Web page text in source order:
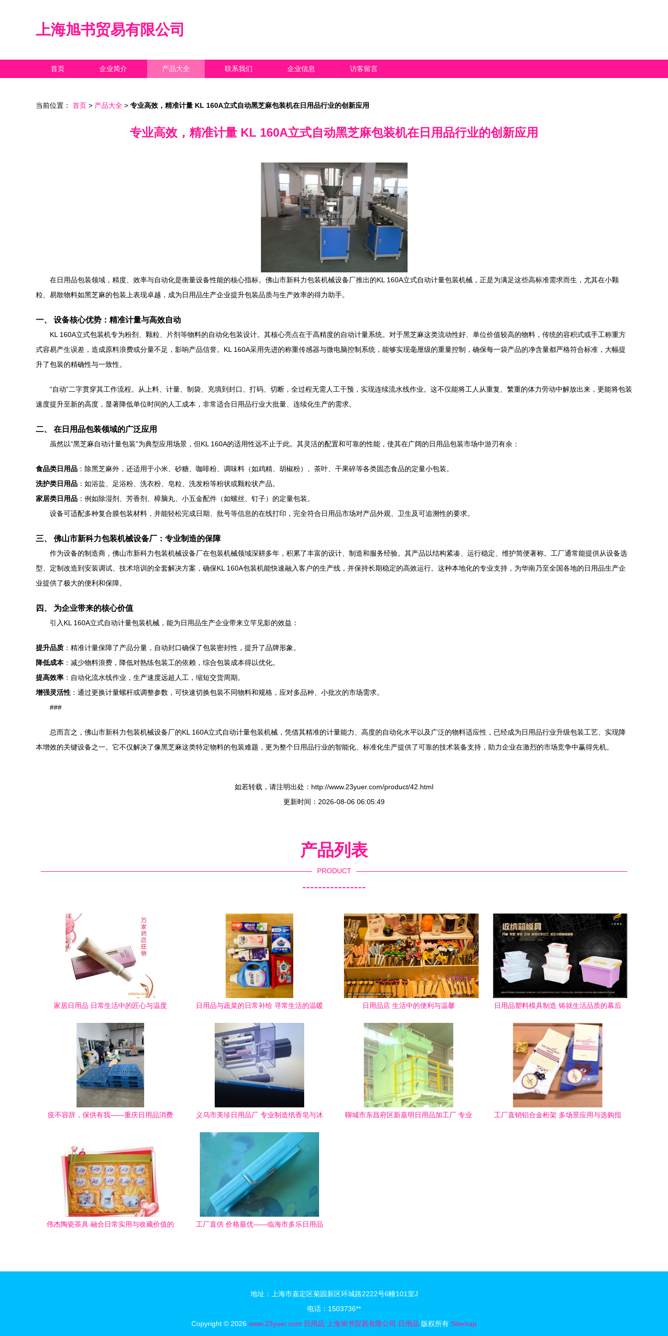
上海旭书贸易有限公司
首页 企业简介 产品大全 联系我们 企业信息 访客留言
当前位置： 首页 > 产品大全 > 专业高效，精准计量 KL 160A立式自动黑芝麻包装机在日用品行业的创新应用
专业高效，精准计量 KL 160A立式自动黑芝麻包装机在日用品行业的创新应用
在日用品包装领域，精度、效率与自动化是衡量设备性能的核心指标。佛山市新科力包装机械设备厂推出的KL 160A立式自动计量包装机械，正是为满足这些高标准需求而生，尤其在小颗
粒、易散物料如黑芝麻的包装上表现卓越，成为日用品生产企业提升包装品质与生产效率的得力助手。
一、 设备核心优势：精准计量与高效自动
KL 160A立式包装机专为粉剂、颗粒、片剂等物料的自动化包装设计。其核心亮点在于高精度的自动计量系统。对于黑芝麻这类流动性好、单位价值较高的物料，传统的容积式或手工称重方
式容易产生误差，造成原料浪费或分量不足，影响产品信誉。KL 160A采用先进的称重传感器与微电脑控制系统，能够实现毫厘级的重量控制，确保每一袋产品的净含量都严格符合标准，大幅提
升了包装的精确性与一致性。
“自动”二字贯穿其工作流程。从上料、计量、制袋、充填到封口、打码、切断，全过程无需人工干预，实现连续流水线作业。这不仅能将工人从重复、繁重的体力劳动中解放出来，更能将包装
速度提升至新的高度，显著降低单位时间的人工成本，非常适合日用品行业大批量、连续化生产的需求。
二、 在日用品包装领域的广泛应用
虽然以“黑芝麻自动计量包装”为典型应用场景，但KL 160A的适用性远不止于此。其灵活的配置和可靠的性能，使其在广阔的日用品包装市场中游刃有余：
食品类日用品 ：除黑芝麻外，还适用于小米、砂糖、咖啡粉、调味料（如鸡精、胡椒粉）、茶叶、干果碎等各类固态食品的定量小包装。
洗护类日用品 ：如浴盐、足浴粉、洗衣粉、皂粒、洗发粉等粉状或颗粒状产品。
家居类日用品 ：例如除湿剂、芳香剂、樟脑丸、小五金配件（如螺丝、钉子）的定量包装。
设备可适配多种复合膜包装材料，并能轻松完成日期、批号等信息的在线打印，完全符合日用品市场对产品外观、卫生及可追溯性的要求。
三、 佛山市新科力包装机械设备厂：专业制造的保障
作为设备的制造商，佛山市新科力包装机械设备厂在包装机械领域深耕多年，积累了丰富的设计、制造和服务经验。其产品以结构紧凑、运行稳定、维护简便著称。工厂通常能提供从设备选
型、定制改造到安装调试、技术培训的全套解决方案，确保KL 160A包装机能快速融入客户的生产线，并保持长期稳定的高效运行。这种本地化的专业支持，为华南乃至全国各地的日用品生产企
业提供了极大的便利和保障。
四、 为企业带来的核心价值
引入KL 160A立式自动计量包装机械，能为日用品生产企业带来立竿见影的效益：
提升品质 ：精准计量保障了产品分量，自动封口确保了包装密封性，提升了品牌形象。
降低成本：减少物料浪费，降低对熟练包装工的依赖，综合包装成本得以优化。
提高效率 ：自动化流水线作业，生产速度远超人工，缩短交货周期。
增强灵活性 ：通过更换计量螺杆或调整参数，可快速切换包装不同物料和规格，应对多品种、小批次的市场需求。
###
总而言之，佛山市新科力包装机械设备厂的KL 160A立式自动计量包装机械，凭借其精准的计量能力、高度的自动化水平以及广泛的物料适应性，已经成为日用品行业升级包装工艺、实现降
本增效的关键设备之一。它不仅解决了像黑芝麻这类特定物料的包装难题，更为整个日用品行业的智能化、标准化生产提供了可靠的技术装备支持，助力企业在激烈的市场竞争中赢得先机。
如若转载，请注明出处：http://www.23yuer.com/product/42.html
更新时间：2026-08-06 06:05:49
产品列表
PRODUCT
----------------
家居日用品 日常生活中的匠心与温度
日用品与蔬菜的日常补给 寻常生活的温暖
日用品店 生活中的便利与温馨
日用品塑料模具制造 铸就生活品质的幕后
疫不容辞，保供有我——重庆日用品消费
义乌市美珍日用品厂 专业制造纸香皂与沐
聊城市东昌府区新嘉明日用品加工厂 专业
工厂直销铝合金桁架 多场景应用与选购指
伟杰陶瓷茶具 融合日常实用与收藏价值的
工厂直供 价格最优——临海市多乐日用品
地址：上海市嘉定区菊园新区环城路2222号6幢101室J
电话：1503736**
Copyright © 2026 www.23yuer.com 日用品 上海旭书贸易有限公司 日用品 版权所有 Sitemap